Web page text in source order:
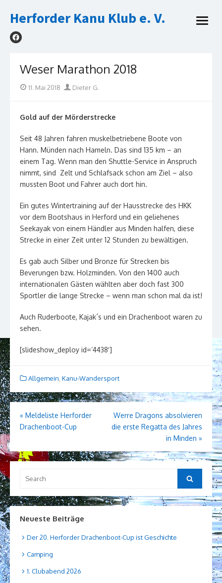
to
Herforder Kanu Klub e. V.
open
Weser Marathon 2018
Posted
11. Mai 2018 Author
Dieter G.
Gold auf der Mörderstrecke
Seit 48 Jahren fahren muskelbetriebene Boote von
Hann. Münden nach Hameln. Das sind 135 km – an
einem Tag. Wenn man den Shuttle-Service in Anspruch
nimmt, sind Zelt und Schlafsack schon am Ziel – also
mussten Boot und Fahrer auch dort hin.
Ein gutes Wintertraining auf der Hausstrecke des HKK
vor dem Bootshaus in Herford und ein geliehenes
Seekayak von einem Händler aus Minden halfen, diese
Strecke in einer Zeit unter 12 Stunden zu bewältigen.
Es gab auch Silber und Bronze für Strecken bis
Beverungen bzw. Holzminden. Von den 1400 auch
internationalen Gästen wählten aber doch fast 300
Sportler die lange Strecke – wenn man schon mal da ist!
Auch Ruderboote, Kajak´s und ein Drachenboot waren zu
sehen.
[slideshow_deploy id=’4438′]
Allgemein Kanu-Wandersport
Beitragsnavigation
« Meldeliste Herforder
Drachenboot-Cup
Werre Dragons absolvieren
die erste Regatta des Jahres
in Minden »
for:
Search
Neueste Beiträge
Der 20. Herforder Drachenboot-Cup ist Geschichte
Camping
1. Clubabend 2026